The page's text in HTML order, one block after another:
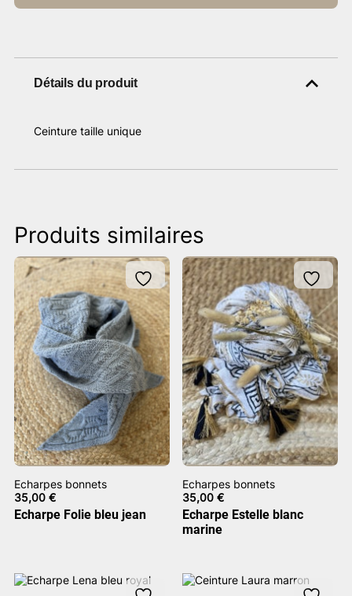
Détails du produit
Ceinture taille unique
Produits similaires
Echarpes bonnets
35,00 €
Echarpe Folie bleu jean
Echarpes bonnets
35,00€
Echarpe Estelle blanc
marine